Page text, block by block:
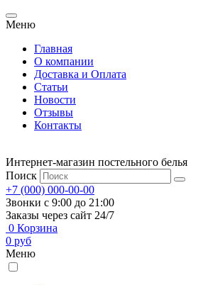
Меню
Главная
О компании
Доставка и Оплата
Статьи
Новости
Отзывы
Контакты
Интернет-магазин постельного белья
Поиск
+7 (000) 000-00-00
Звонки с 9:00 до 21:00
Заказы через сайт 24/7
0 Корзина
0 руб
Меню